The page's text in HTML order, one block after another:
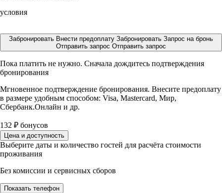
условия
Забронировать Внести предоплату Забронировать Запрос на бронь
Отправить запрос Отправить запрос
Пока платить не нужно. Сначала дождитесь подтверждения
бронирования
Мгновенное подтверждение бронирования. Внесите предоплату
в размере удобным способом: Visa, Mastercard, Мир,
Сбербанк.Онлайн и др.
132 ₽ бонусов
Цена и доступность
Выберите даты и количество гостей для расчёта стоимости
проживания
Без комиссии и сервисных сборов
Показать телефон